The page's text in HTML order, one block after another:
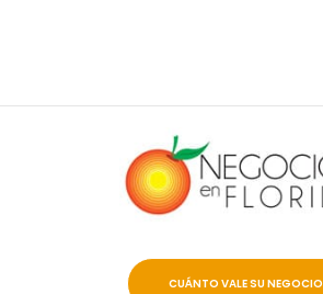
CUÁNTO VALE SU NEGOCIO